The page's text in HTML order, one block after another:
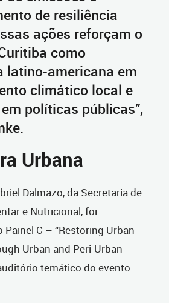
de resiliência
ações reforçam o
como
latino-americana em
climático local e
políticas públicas”,
Urbana
Dalmazo, da Secretaria de
e Nutricional, foi
C – “Restoring Urban
Urban and Peri-Urban
temático do evento.